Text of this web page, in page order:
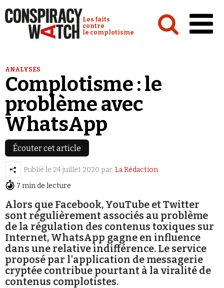
Conspiracy Watch :
Les faits
contre
le complotisme
Analyses
Conspipédia
Vidéos
Émissions
Revues de presse
Faire un don
Demander à Vera
Se connecter
ANALYSES
Complotisme : le
problème avec
WhatsApp
Écouter cet article
Publié le 24 juillet 2020 par La Rédaction
7 min de lecture
Alors que Facebook, YouTube et Twitter
sont régulièrement associés au problème
de la régulation des contenus toxiques sur
Internet, WhatsApp gagne en influence
dans une relative indifférence. Le service
proposé par l'application de messagerie
cryptée contribue pourtant à la viralité de
contenus complotistes.